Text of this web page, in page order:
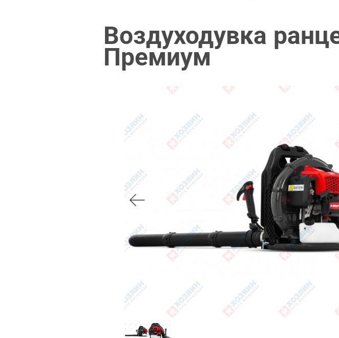
Воздуходувка
Премиум